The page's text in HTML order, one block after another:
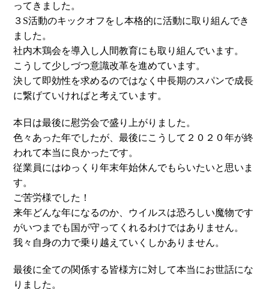
ってきました。
３S活動のキックオフをし本格的に活動に取り組んでき
ました。
社内木鶏会を導入し人間教育にも取り組んでいます。
こうして少しづつ意識改革を進めています。
決して即効性を求めるのではなく中長期のスパンで成長
に繋げていければと考えています。
本日は最後に慰労会で盛り上がりました。
色々あった年でしたが、最後にこうして２０２０年が終
われて本当に良かったです。
従業員にはゆっくり年末年始休んでもらいたいと思いま
す。
ご苦労様でした！
来年どんな年になるのか、ウイルスは恐ろしい魔物です
がいつまでも国が守ってくれるわけではありません。
我々自身の力で乗り越えていくしかありません。
最後に全ての関係する皆様方に対して本当にお世話にな
りました。